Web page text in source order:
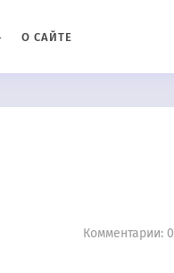
О САЙТЕ
Комментарии: 0